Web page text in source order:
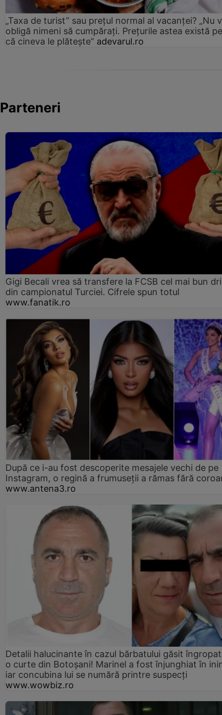
„Taxa de turist” sau prețul normal al vacanței? „Nu
obligă nimeni să cumpărați. Prețurile astea există
că cineva le plătește” adevarul.ro
Parteneri
Gigi Becali vrea să transfere la FCSB cel mai bun
din campionatul Turciei. Cifrele spun totul
www.fanatik.ro
După ce i-au fost descoperite mesajele vechi de pe
Instagram, o regină a frumuseții a rămas fără
www.antena3.ro
Detalii halucinante în cazul bărbatului găsit
o curte din Botoșani! Marinel a fost înjunghiat în
iar concubina lui se numără printre suspecți
www.wowbiz.ro